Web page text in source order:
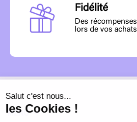
Fidélité
Des récompenses
lors de vos achats
MENU